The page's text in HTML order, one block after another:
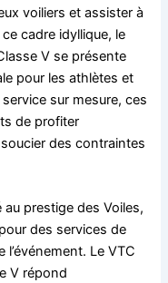
voiliers et assister à
cadre idyllique, le
V se présente
pour les athlètes et
sur mesure, ces
de profiter
des contraintes
prestige des Voiles,
des services de
Le VTC
V répond